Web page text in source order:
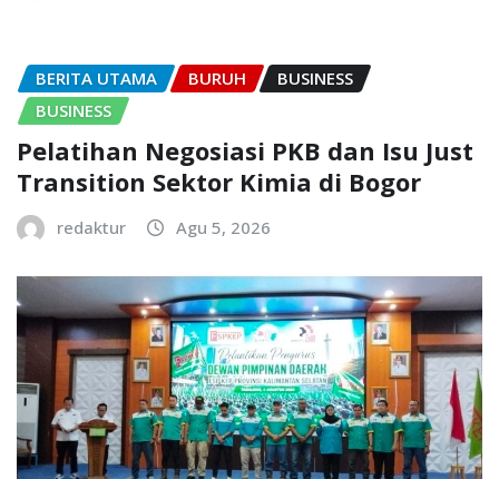
BERITA UTAMA BURUH
BUSINESS
BUSINESS
Pelatihan Negosiasi PKB dan Isu Just
Transition Sektor Kimia di Bogor
redaktur Agu 5, 2026